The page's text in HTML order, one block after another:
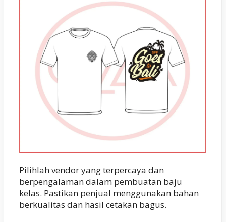
Pilihlah vendor yang terpercaya dan
berpengalaman dalam pembuatan baju
kelas. Pastikan penjual menggunakan bahan
berkualitas dan hasil cetakan bagus.